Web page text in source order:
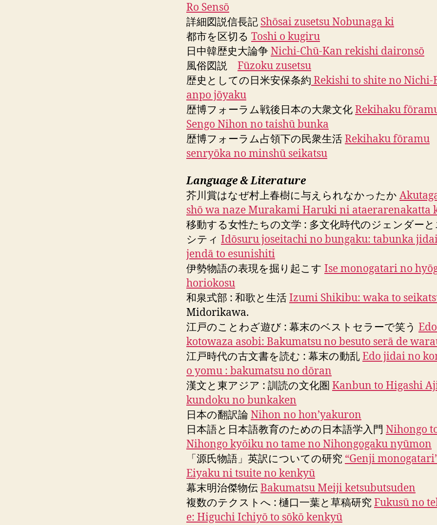
Ro Sensō
詳細図説信長記 Shōsai zusetsu Nobunaga ki
都市を区切る Toshi o kugiru
日中韓歴史大論争Nichi-Chū-Kan rekishi daironsō
風俗図説 Fūzoku zusetsu
歴史としての日米安保条約 Rekishi to shite no Nichi-
anpo jōyaku
歴博フォーラム戦後日本の大衆文化Rekihaku
Sengo Nihon no taishū bunka
歴博フォーラム占領下の民衆生活Rekihaku fōramu
senryōka no minshū seikatsu
Language & Literature
芥川賞はなぜ村上春樹に与えられなかったか
shō wa naze Murakami Haruki ni ataerarenakatta
移動する女性たちの文学 : 多文化時代のジェンダー
シティ Idōsuru joseitachi no bungaku: tabunka
jendā to esunishiti
伊勢物語の表現を掘り起こす Ise monogatari no
horiokosu
和泉式部 : 和歌と生活Izumi Shikibu: waka to
Midorikawa.
江戸のことわざ遊び : 幕末のベストセラーで笑う
kotowaza asobi: Bakumatsu no besuto serā de
江戸時代の古文書を読む : 幕末の動乱Edo jidai no
o yomu : bakumatsu no dōran
漢文と東アジア : 訓読の文化圏 Kanbun to Higashi
kundoku no bunkaken
日本の翻訳論 Nihon no honʼyakuron
日本語と日本語教育のための日本語学入門 Nihongo
Nihongo kyōiku no tame no Nihongogaku nyūmon
「源氏物語」英訳についての研究 “Genji
Eiyaku ni tsuite no kenkyū
幕末明治傑物伝Bakumatsu Meiji ketsubutsuden
複数のテクストへ : 樋口一葉と草稿研究 Fukusū no
e: Higuchi Ichiyō to sōkō kenkyū